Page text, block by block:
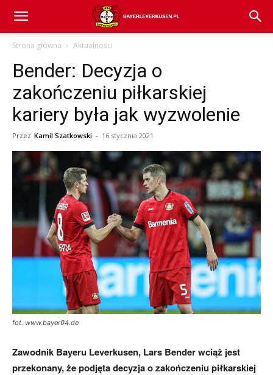
Bayer
Leverkusen
aktualności
mecze,
skład)
Strona główna Aktualności
Bender: Decyzja o
zakończeniu piłkarskiej
kariery była jak wyzwolenie
Przez Kamil Szatkowski - 16 stycznia 2021
fot. www.bayer04.de
Zawodnik Bayeru Leverkusen, Lars Bender wciąż jest
przekonany, że podjęta decyzja o zakończeniu piłkarskiej